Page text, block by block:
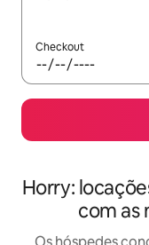
Checkout
Horry:
com as